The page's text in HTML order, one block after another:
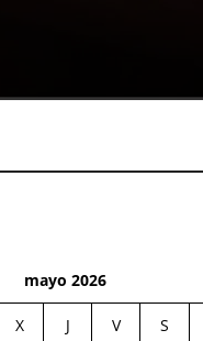
mayo 2026
X J V S